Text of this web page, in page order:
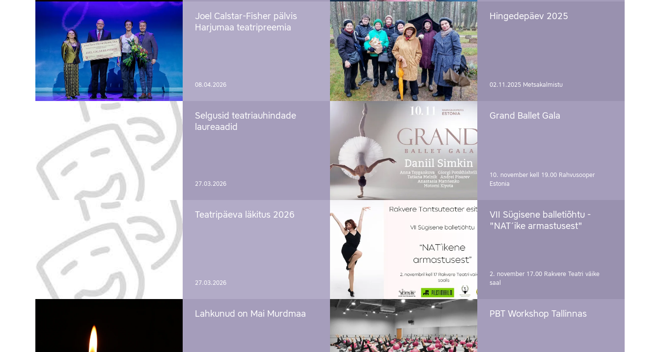
Joel Calstar-Fisher pälvis
Harjumaa teatripreemia
08.04.2026
Selgusid teatriauhindade
laureaadid
27.03.2026
Teatripäeva läkitus 2026
27.03.2026
Lahkunud on Mai Murdmaa
Hingedepäev 2025
02.11.2025 Metsakalmistu
Grand Ballet Gala
10. november kell 19.00 Rahvusooper
Estonia
VII Sügisene balletiõhtu -
"NAT´ike armastusest"
2. november 17.00 Rakvere Teatri väike
saal
PBT Workshop Tallinnas